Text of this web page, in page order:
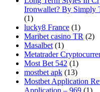
Ironwallet? By Simply
(1)
lucky8 France (1)
Maribet casino TR (2)
Masalbet (1)
Metatrader
Most Bet 542 (1)
mostbet apk (13)
Mostbet Application
Application – 969 (1)